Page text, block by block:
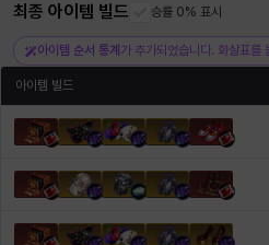
최종 아이템 빌드 승률 0% 표시
아이템 순서 통계 가 추가되었습니다. 화살표를
아이템 빌드